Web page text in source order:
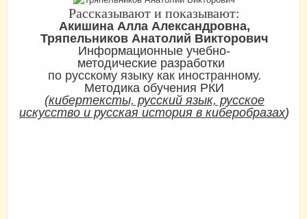
Рассказывают и показывают:
Акишина Алла Александровна,
Тряпельников Анатолий Викторович
Информационные учебно-
методические разработки
по русскому языку как иностранному.
Методика обучения РКИ
(кибертексты, русский язык, русское
искусство и русская история в киберобразах)